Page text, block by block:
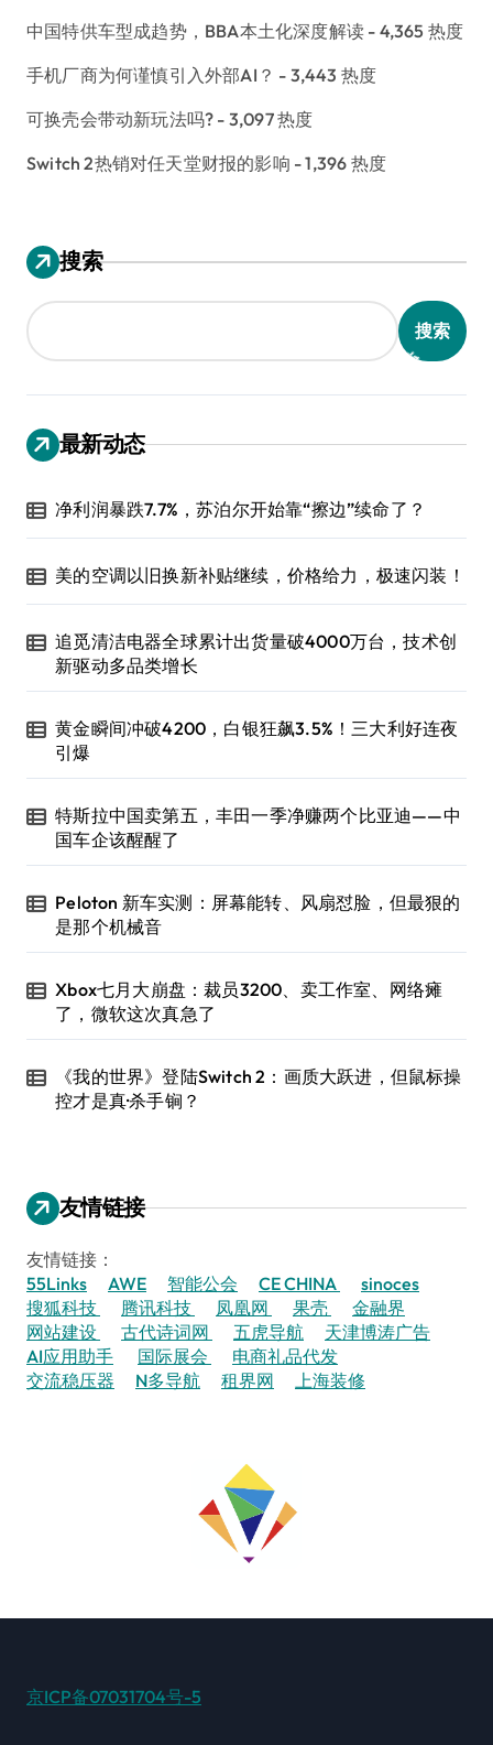
中国特供车型成趋势，BBA本土化深度解读 - 4,365 热度
手机厂商为何谨慎引入外部AI？ - 3,443 热度
可换壳会带动新玩法吗? - 3,097 热度
Switch 2热销对任天堂财报的影响 - 1,396 热度
搜索
搜索
最新动态
净利润暴跌7.7%，苏泊尔开始靠“擦边”续命了？
美的空调以旧换新补贴继续，价格给力，极速闪装！
追觅清洁电器全球累计出货量破4000万台，技术创
新驱动多品类增长
黄金瞬间冲破4200，白银狂飙3.5%！三大利好连夜
引爆
特斯拉中国卖第五，丰田一季净赚两个比亚迪——中
国车企该醒醒了
Peloton 新车实测：屏幕能转、风扇怼脸，但最狠的
是那个机械音
Xbox七月大崩盘：裁员3200、卖工作室、网络瘫
了，微软这次真急了
《我的世界》登陆Switch 2：画质大跃进，但鼠标操
控才是真·杀手锏？
友情链接
友情链接：
55Links
AWE 智能公会 CE CHINA
sinoces
搜狐科技
腾讯科技 凤凰网 果壳
金融界
网站建设
古代诗词网 五虎导航
天津博涛广告
AI应用助手
国际展会
电商礼品代发
交流稳压器
N多导航 租界网 上海装修
京ICP备07031704号-5